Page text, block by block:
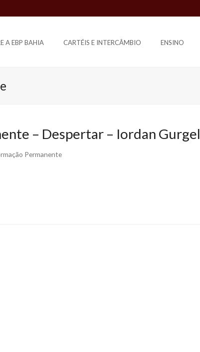
A EBP BAHIA CARTÉIS E INTERCÂMBIO ENSINO
– Despertar – Iordan Gurgel
Permanente